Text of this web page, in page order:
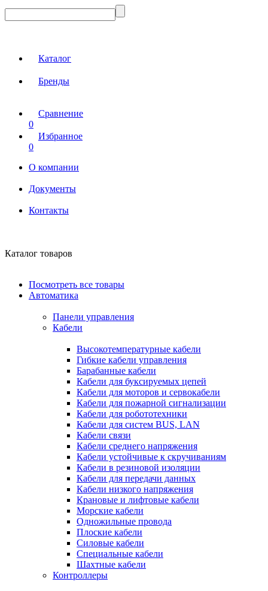
Каталог
Бренды
Сравнение
0
Избранное
0
О компании
Документы
Контакты
Каталог товаров
Посмотреть все товары
Автоматика
Панели управления
Кабели
Высокотемпературные кабели
Гибкие кабели управления
Барабанные кабели
Кабели для буксируемых цепей
Кабели для моторов и сервокабели
Кабели для пожарной сигнализации
Кабели для робототехники
Кабели для систем BUS, LAN
Кабели связи
Кабели среднего напряжения
Кабели устойчивые к скручиваниям
Кабели в резиновой изоляции
Кабели для передачи данных
Кабели низкого напряжения
Крановые и лифтовые кабели
Морские кабели
Одножильные провода
Плоские кабели
Силовые кабели
Специальные кабели
Шахтные кабели
Контроллеры